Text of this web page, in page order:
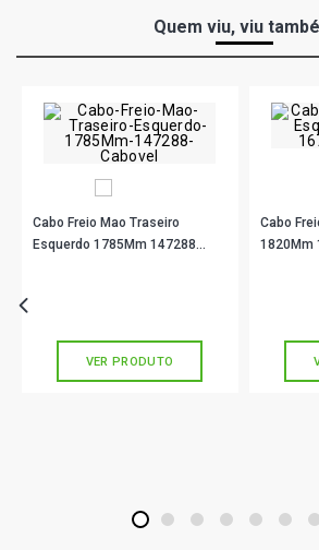
Quem viu, viu
Cabo Freio Mao Traseiro
Esquerdo 1785Mm 147288
VER PRODUTO
Cabo
1820Mm
1 2 3 4 5 6 7